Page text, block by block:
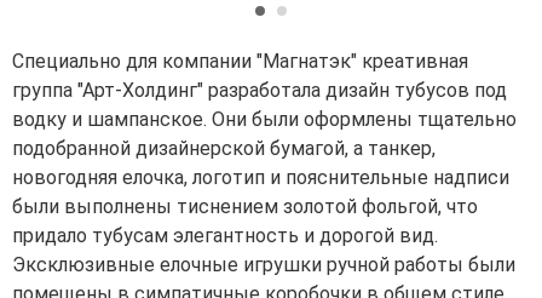
Специально для компании "Магнатэк" креативная
группа "Арт-Холдинг" разработала дизайн тубусов под
водку и шампанское. Они были оформлены тщательно
подобранной дизайнерской бумагой, а танкер,
новогодняя елочка, логотип и пояснительные надписи
были выполнены тиснением золотой фольгой, что
придало тубусам элегантность и дорогой вид.
Эксклюзивные елочные игрушки ручной работы были